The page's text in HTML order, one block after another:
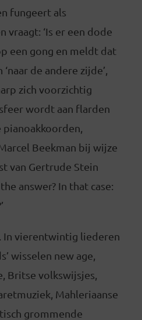
fungeert als
vraagt: ‘Is er een dode
een gong en meldt dat
de andere zijde’,
zich voorzichtig
wordt aan flarden
Beekman bij wijze
van Gertrude Stein
answer? In that case:
In vierentwintig liederen
wisselen new age,
Britse volkswijsjes,
Mahleriaanse
grommende